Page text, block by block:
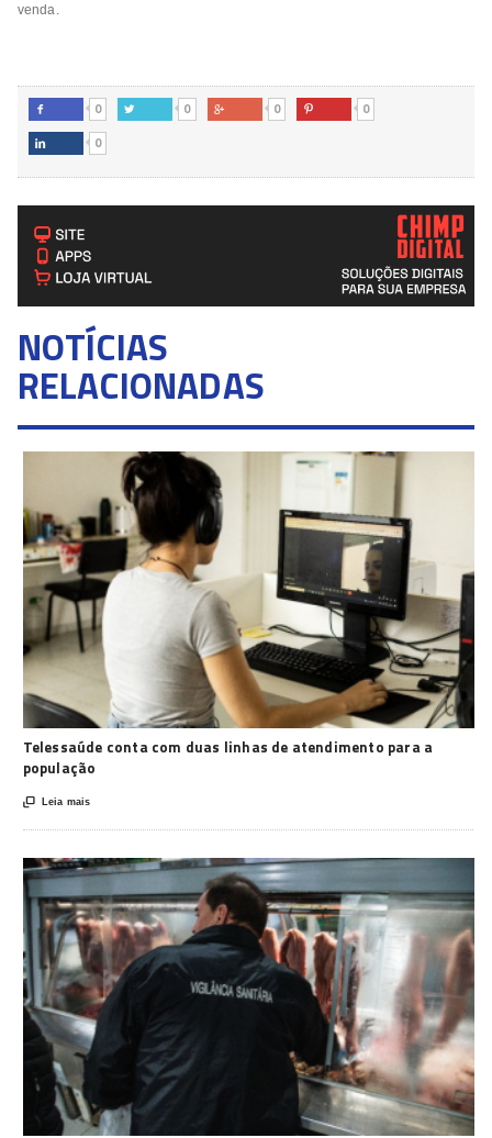
venda.
 0  0  0  0
 0
NOTÍCIAS
RELACIONADAS
Telessaúde conta com duas linhas de atendimento para a
população
 Leia mais